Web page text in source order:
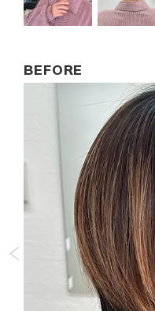
BEFORE